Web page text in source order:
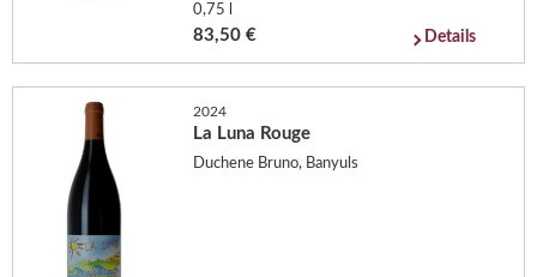
0,75 l
83,50 € Details
2024
La Luna Rouge
Duchene Bruno, Banyuls